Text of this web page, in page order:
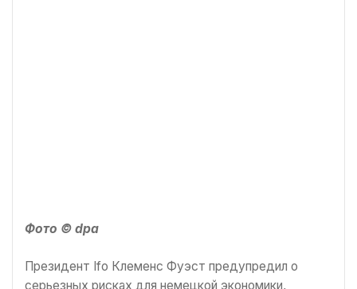
Фото © dpa
Президент Ifo Клеменс Фуэст предупредил о
серьезных рисках для немецкой экономики,